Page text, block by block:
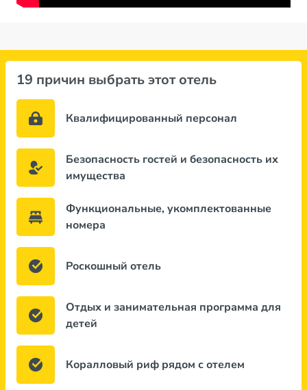
19 причин выбрать этот отель
Квалифицированный персонал
Безопасность гостей и безопасность их
имущества
Функциональные, укомплектованные
номера
Роскошный отель
Отдых и занимательная программа для
детей
Коралловый риф рядом с отелем